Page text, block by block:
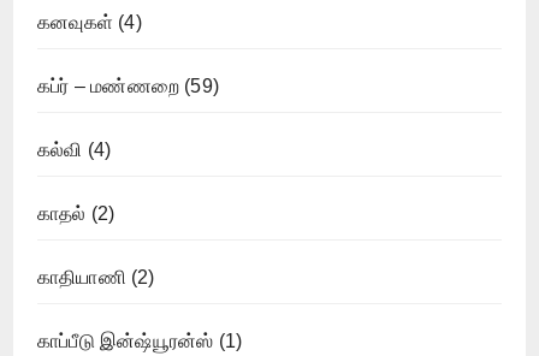
கனவுகள் (4)
கப்ர் – மண்ணறை (59)
கல்வி (4)
காதல் (2)
காதியாணி (2)
காப்பீடு இன்ஷ்யூரன்ஸ் (1)